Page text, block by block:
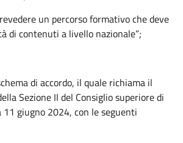
un percorso formativo che deve
di contenuti a livello nazionale”;
di accordo, il quale richiama il
Sezione II del Consiglio superiore di
giugno 2024, con le seguenti